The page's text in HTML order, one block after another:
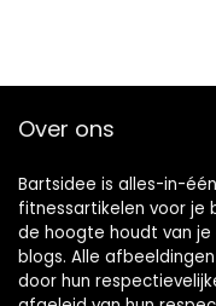
Over ons
Bartsidee is alles-in-
fitnessartikelen voor je
de hoogte houdt van je
blogs. Alle
door hun